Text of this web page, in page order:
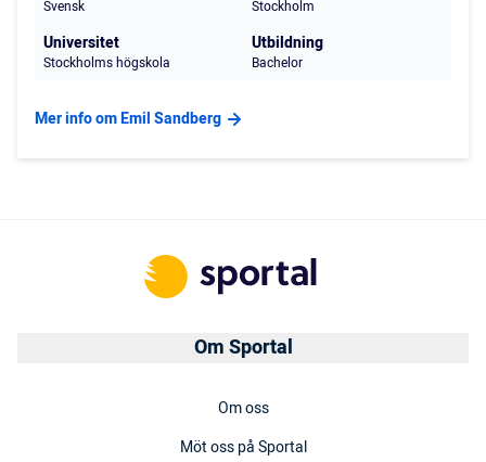
Svensk Stockholm
Universitet
Stockholms högskola
Utbildning
Bachelor
Mer info om Emil Sandberg
Om Sportal
Om oss
Möt oss på Sportal